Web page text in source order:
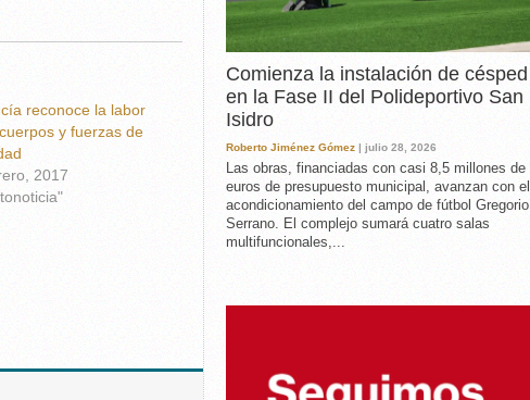
reconoce la labor
y fuerzas de
2017
Comienza la instalación de césped
en la Fase II del Polideportivo San
Isidro
Roberto Jiménez Gómez | julio 28, 2026
Las obras, financiadas con casi 8,5 millones de
euros de presupuesto municipal, avanzan con el
acondicionamiento del campo de fútbol Gregorio
Serrano. El complejo sumará cuatro salas
multifuncionales,...